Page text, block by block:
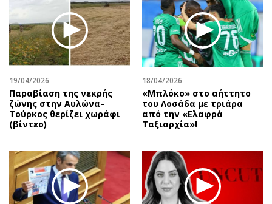
19/04/2026
Παραβίαση της νεκρής
ζώνης στην Αυλώνα–
Τούρκος θερίζει χωράφι
(βίντεο)
18/04/2026
«Μπλόκο» στο αήττητο
του Λοσάδα με τριάρα
από την «Ελαφρά
Ταξιαρχία»!